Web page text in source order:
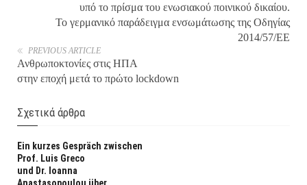
υπό το πρίσμα του ενωσιακού ποινικού δικαίου.
Το γερμανικό παράδειγμα ενσωμάτωσης της Οδηγίας
2014/57/ΕΕ
PREVIOUS ARTICLE
Ανθρωποκτονίες στις ΗΠΑ
στην εποχή μετά το πρώτο lockdown
Σχετικά άρθρα
Εin kurzes Gespräch zwischen
Prof. Luis Greco
und Dr. Ioanna
Anastasopoulou über